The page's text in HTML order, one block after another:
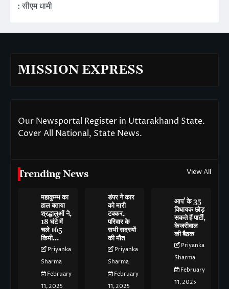
: सीएम धामी
MISSION EXPRESS
Our Newsportal Register in Uttarakhand State.
Cover All National, State News.
Trending News View All
महाकुम्भ का
हाल बताया
श्रद्धालुओं ने,
18 घंटे में
चले 165
किमी…
Priyanka
Sharma
February
11, 2025
डंपर ने कार
को मारी
टक्कर,
परिवार के
सभी सदस्यों
की मौत
Priyanka
Sharma
February
11, 2025
आप’ के 35
विधायक छोड़
सकते हैं पार्टी,
केजरीवाल
की बैठक
Priyanka
Sharma
February
11, 2025